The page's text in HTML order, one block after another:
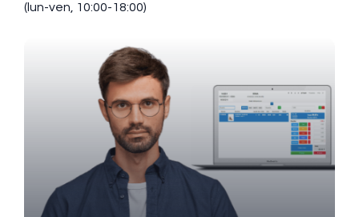
(lun-ven, 10:00-18:00)